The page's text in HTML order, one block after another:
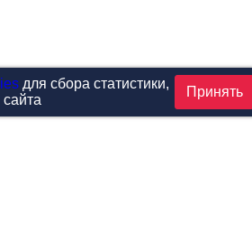
для сбора статистики,
Принять